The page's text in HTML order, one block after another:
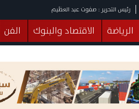
رئيس التحرير : صفوت عبد العظيم
الرياضة الاقتصاد والبنوك الفن
صحة الثقافة خدمات منوعات